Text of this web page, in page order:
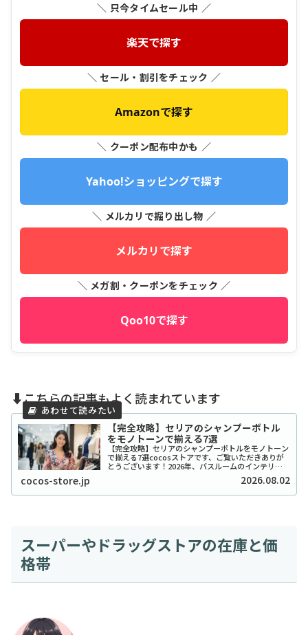
＼ 只今タイムセール中 ／
楽天で探す
＼ セール・割引をチェック ／
Amazonで探す
＼ クーポン配布中かも ／
Yahoo!ショッピングで探す
＼ メルカリで掘り出し物 ／
メルカリで探す
＼ メガ割・クーポンをチェック ／
Qoo10で探す
⬇️こちらの記事もよく読まれています
【完全攻略】セリアのシャンプーボトル
をモノトーンで揃える7選
【完全攻略】セリアのシャンプーボトルをモノトーン
で揃える7選cocosストアです、ご覧いただきありが
とうございます！2026年、バスルームのインテリア
をワンランク上げたいと考えているあなたに、セリア
のシャンプーボトル（モノトーン）はまさに救...
cocos-store.jp 2026.08.02
スーパーやドラッグストアの在庫と価
格帯